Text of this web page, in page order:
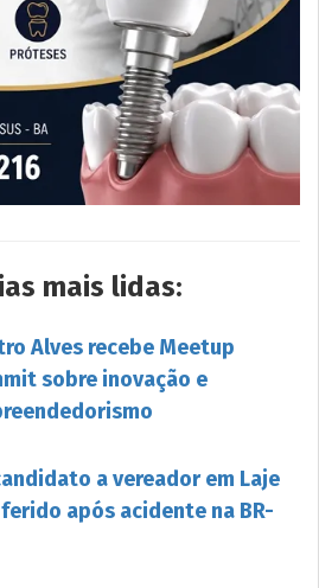
mais lidas:
Alves recebe Meetup
sobre inovação e
a vereador em Laje
após acidente na BR-